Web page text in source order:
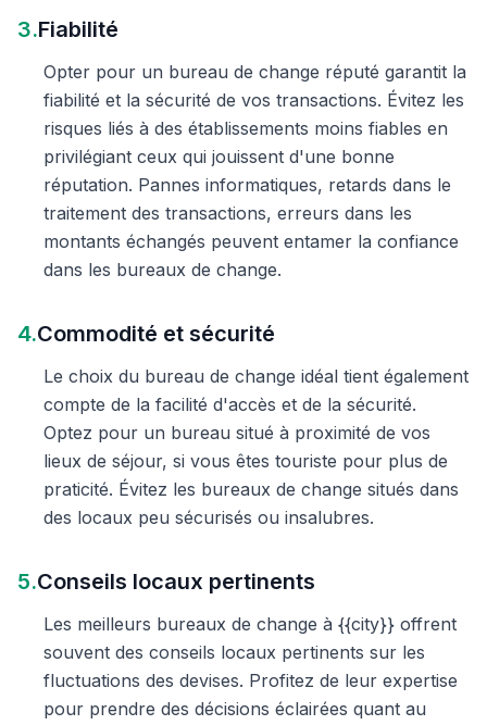
3.Fiabilité
Opter pour un bureau de change réputé garantit la
fiabilité et la sécurité de vos transactions. Évitez les
risques liés à des établissements moins fiables en
privilégiant ceux qui jouissent d'une bonne
réputation. Pannes informatiques, retards dans le
traitement des transactions, erreurs dans les
montants échangés peuvent entamer la confiance
dans les bureaux de change.
4.Commodité et sécurité
Le choix du bureau de change idéal tient également
compte de la facilité d'accès et de la sécurité.
Optez pour un bureau situé à proximité de vos
lieux de séjour, si vous êtes touriste pour plus de
praticité. Évitez les bureaux de change situés dans
des locaux peu sécurisés ou insalubres.
5.Conseils locaux pertinents
Les meilleurs bureaux de change à {{city}} offrent
souvent des conseils locaux pertinents sur les
fluctuations des devises. Profitez de leur expertise
pour prendre des décisions éclairées quant au